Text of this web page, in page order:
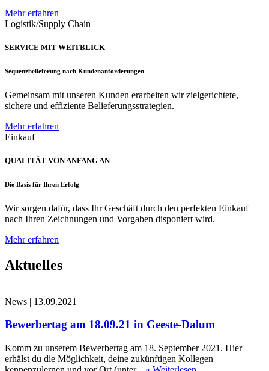
Mehr erfahren
Logistik/Supply Chain
SERVICE MIT WEITBLICK
Sequenzbelieferung nach Kundenanforderungen
Gemeinsam mit unseren Kunden erarbeiten wir zielgerichtete,
sichere und effiziente Belieferungsstrategien.
Mehr erfahren
Einkauf
QUALITÄT VON ANFANG AN
Die Basis für Ihren Erfolg
Wir sorgen dafür, dass Ihr Geschäft durch den perfekten Einkauf
nach Ihren Zeichnungen und Vorgaben disponiert wird.
Mehr erfahren
Aktuelles
News | 13.09.2021
Bewerbertag am 18.09.21 in Geeste-Dalum
Komm zu unserem Bewerbertag am 18. September 2021. Hier
erhälst du die Möglichkeit, deine zukünftigen Kollegen